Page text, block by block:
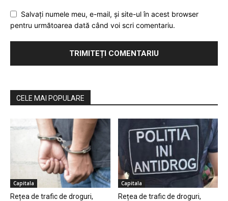
Salvaţi numele meu, e-mail, şi site-ul în acest browser
pentru următoarea dată când voi scri comentariu.
CELE MAI POPULARE
Capitala
Rețea de trafic de droguri,
Capitala
Rețea de trafic de droguri,